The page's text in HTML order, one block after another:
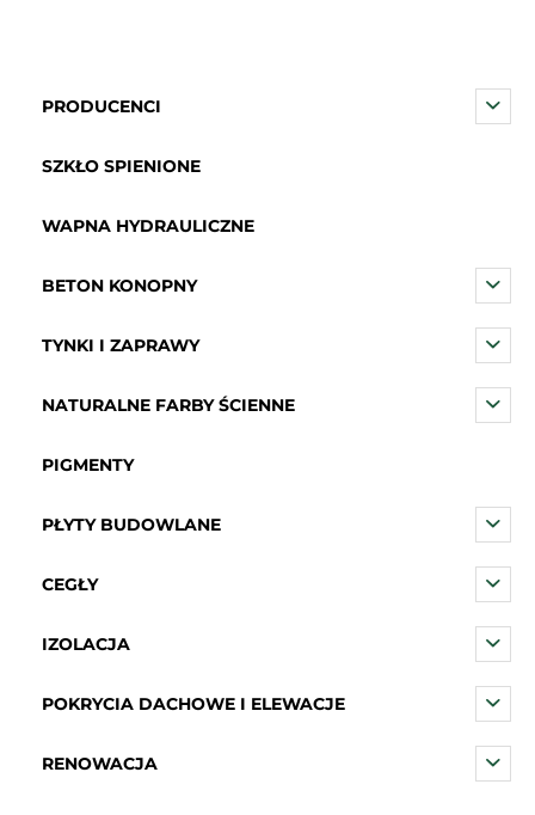
PRODUCENCI
SZKŁO SPIENIONE
WAPNA HYDRAULICZNE
BETON KONOPNY
TYNKI I ZAPRAWY
NATURALNE FARBY ŚCIENNE
PIGMENTY
PŁYTY BUDOWLANE
CEGŁY
IZOLACJA
POKRYCIA DACHOWE I ELEWACJE
RENOWACJA